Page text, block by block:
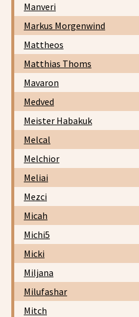
Manveri
Markus Morgenwind
Mattheos
Matthias Thoms
Mavaron
Medved
Meister Habakuk
Melcal
Melchior
Meliai
Mezci
Micah
Michi5
Micki
Miljana
Milufashar
Mitch